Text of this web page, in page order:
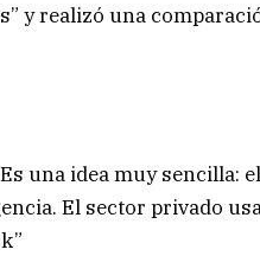
y realizó una
una idea muy sencilla:
El sector privado